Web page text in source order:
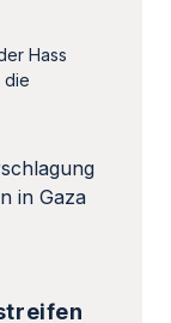
Hass
die